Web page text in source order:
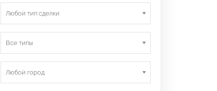
Любой тип сделки
Все типы
Любой город